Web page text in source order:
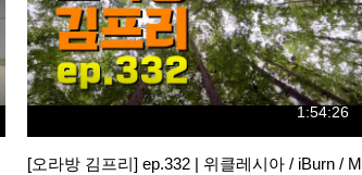
1:54:26
[오라방 김프리] ep.332 | 위클레시아 / iBurn / M